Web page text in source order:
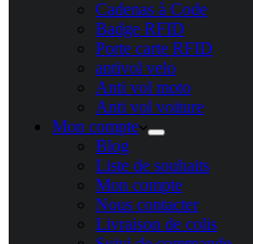
Cadenas à Code
Badge RFID
Porte carte​ RFID
antivol velo
Anti vol moto
Anti vol voiture
Mon compte
Blog
Liste de souhaits
Mon compte
Nous contacter
Livraison de colis